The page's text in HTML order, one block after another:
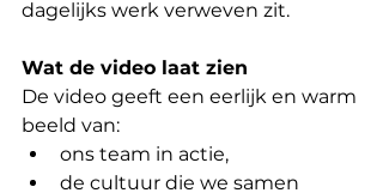
dagelijks werk verweven zit.
Wat de video laat zien
De video geeft een eerlijk en warm
beeld van:
ons team in actie,
de cultuur die we samen